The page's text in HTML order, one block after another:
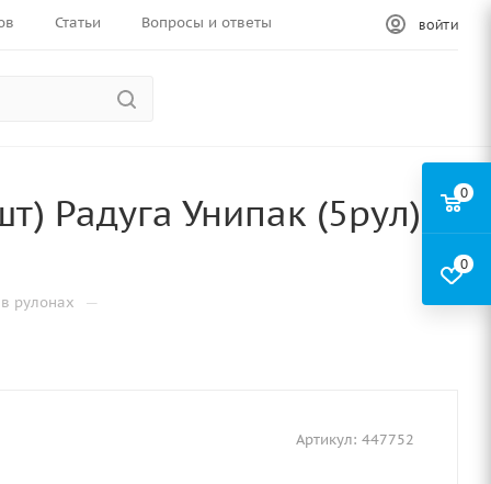
Статьи Вопросы и ответы ВОЙТИ
Радуга Унипак (5рул)
рулонах —
Артикул: 447752
0
0